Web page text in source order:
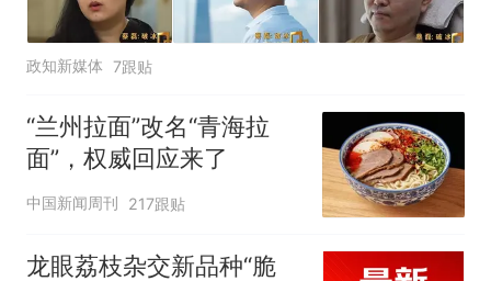
政知新媒体 7跟贴
“兰州拉面”改名“青海拉
面”，权威回应来了
中国新闻周刊 217跟贴
龙眼荔枝杂交新品种“脆